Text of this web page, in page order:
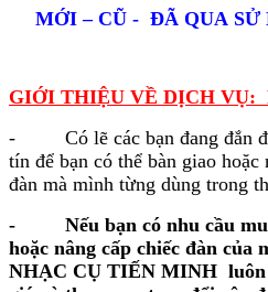
- NHÂN VIÊN KỸ
-THU MUA NHẠC
KORGPA800
KHẮP
NƯỚC
"CHÚNG TÔI
HÀNH
MỚI – CŨ - ĐÃ QUA SỬ
GIỚI THIỆU VỀ DỊCH VỤ:
- Có lẽ các bạn đang đắn
tín để bạn có thể bàn giao
đàn mà mình từng dùng trong
- Nếu bạn có nhu cầu
hoặc nâng cấp chiếc đàn
NHẠC CỤ TIẾN MINH luôn